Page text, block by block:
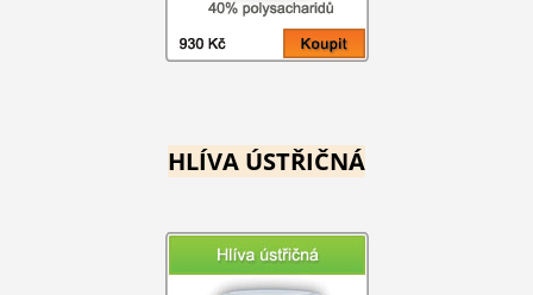
HLÍVA ÚSTŘIČNÁ